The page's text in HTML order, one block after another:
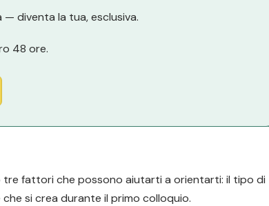
— diventa la tua, esclusiva.
48 ore.
tre fattori che possono aiutarti a orientarti: il tipo di
si crea durante il primo colloquio.